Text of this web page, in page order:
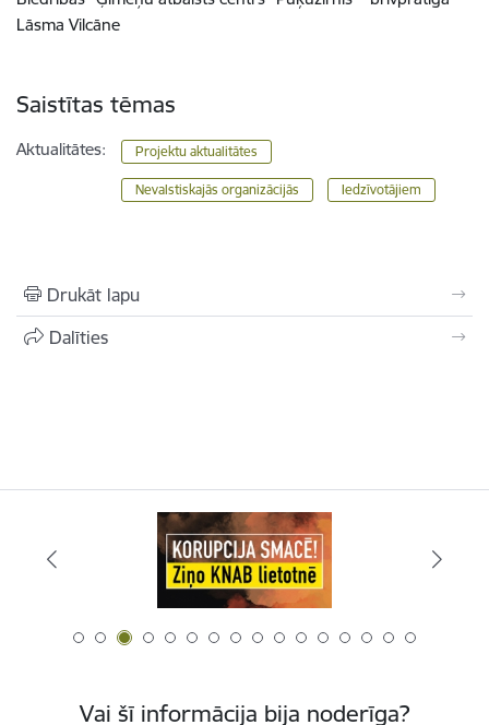
Lāsma Vilcāne
Saistītas tēmas
Aktualitātes: Projektu aktualitātes
Nevalstiskajās organizācijās Iedzīvotājiem
Drukāt lapu
Dalīties
Vai šī informācija bija noderīga?